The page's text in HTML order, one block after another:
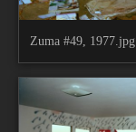
Zuma #49, 1977.jpg